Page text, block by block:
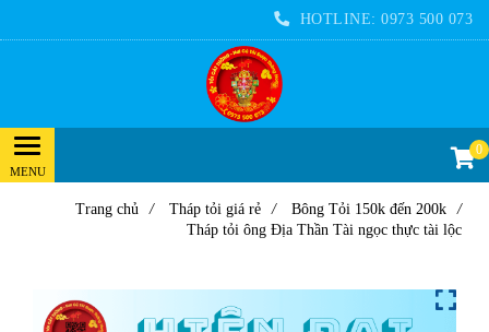
HOTLINE: 0973 500 073
0
Trang chủ / Tháp tỏi giá rẻ / Bông Tỏi 150k đến 200k
/
Tháp tỏi ông Địa Thần Tài ngọc thực tài lộc